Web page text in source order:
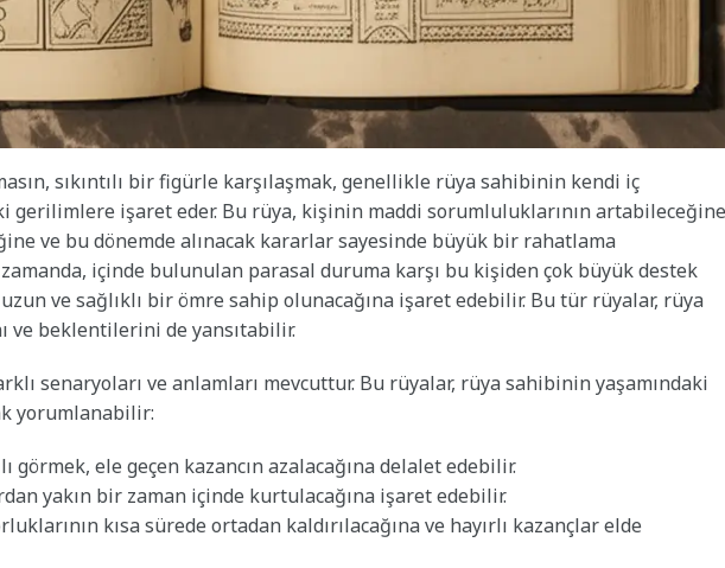
sıkıntılı bir figürle karşılaşmak, genellikle rüya sahibinin kendi iç
gerilimlere işaret eder. Bu rüya, kişinin maddi sorumluluklarının
ve bu dönemde alınacak kararlar sayesinde büyük bir rahatlama
içinde bulunulan parasal duruma karşı bu kişiden çok büyük destek
ve sağlıklı bir ömre sahip olunacağına işaret edebilir. Bu tür rüyalar, rüya
ve beklentilerini de yansıtabilir.
senaryoları ve anlamları mevcuttur. Bu rüyalar, rüya sahibinin yaşamındaki
yorumlanabilir:
görmek, ele geçen kazancın azalacağına delalet edebilir.
yakın bir zaman içinde kurtulacağına işaret edebilir.
kısa sürede ortadan kaldırılacağına ve hayırlı kazançlar elde